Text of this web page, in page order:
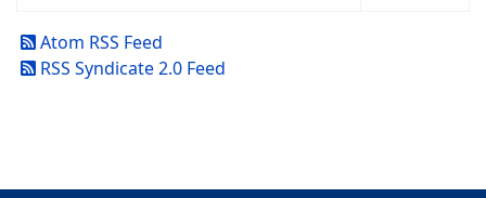
Atom RSS Feed
RSS Syndicate 2.0 Feed